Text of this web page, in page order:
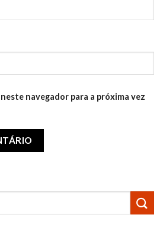
navegador para a próxima vez